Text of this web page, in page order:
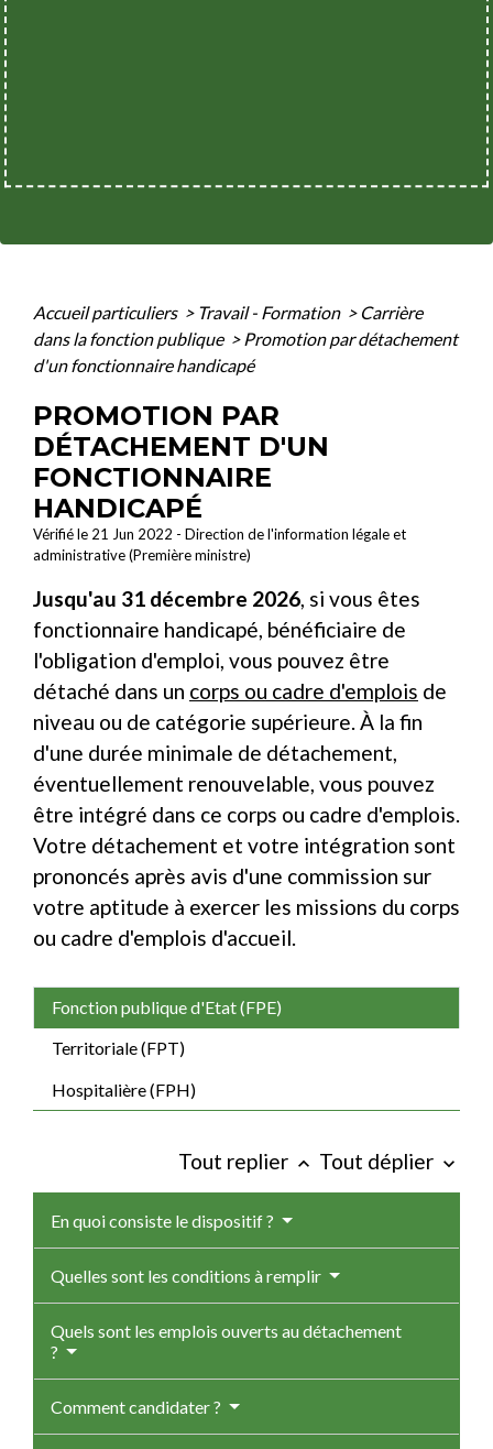
Accueil particuliers > Travail - Formation > Carrière
dans la fonction publique > Promotion par détachement
d'un fonctionnaire handicapé
PROMOTION PAR
DÉTACHEMENT D'UN
FONCTIONNAIRE
HANDICAPÉ
Vérifié le 21 Jun 2022 - Direction de l'information légale et
administrative (Première ministre)
Jusqu'au 31 décembre 2026, si vous êtes
fonctionnaire handicapé, bénéficiaire de
l'obligation d'emploi, vous pouvez être
détaché dans un corps ou cadre d'emplois de
niveau ou de catégorie supérieure. À la fin
d'une durée minimale de détachement,
éventuellement renouvelable, vous pouvez
être intégré dans ce corps ou cadre d'emplois.
Votre détachement et votre intégration sont
prononcés après avis d'une commission sur
votre aptitude à exercer les missions du corps
ou cadre d'emplois d'accueil.
Fonction publique d'Etat (FPE)
Territoriale (FPT)
Hospitalière (FPH)
Tout replier keyboard_arrow_up Tout déplier keyboard_arrow_down
En quoi consiste le dispositif ?
Quelles sont les conditions à remplir
Quels sont les emplois ouverts au détachement
?
Comment candidater ?